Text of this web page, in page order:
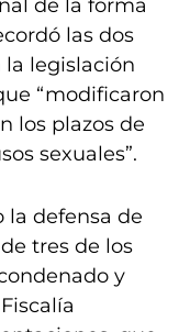
de la forma
las dos
legislación
“modificaron
los plazos de
sexuales”.
la defensa de
tres de los
y